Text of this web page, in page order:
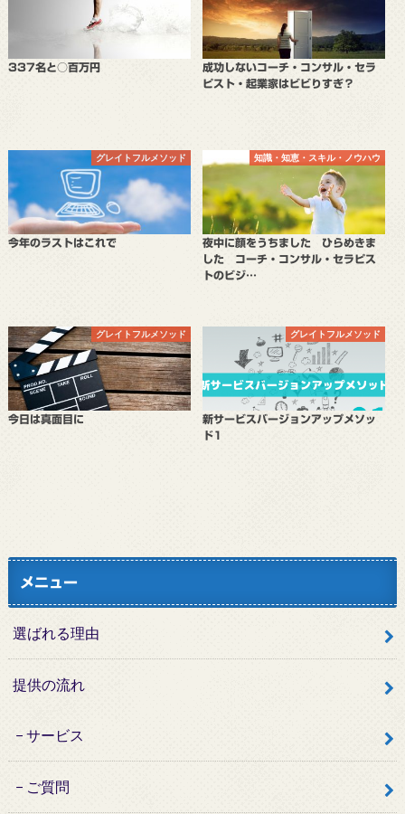
337名と○百万円
成功しないコーチ・コンサル・セラ
ピスト・起業家はビビりすぎ？
グレイトフルメソッド
今年のラストはこれで
知識・知恵・スキル・ノウハウ
夜中に顔をうちました ひらめきま
した コーチ・コンサル・セラピス
トのビジ…
グレイトフルメソッド
今日は真面目に
グレイトフルメソッド
新サービスバージョンアップメソッ
ド1
メニュー
選ばれる理由
提供の流れ
サービス
ご質問